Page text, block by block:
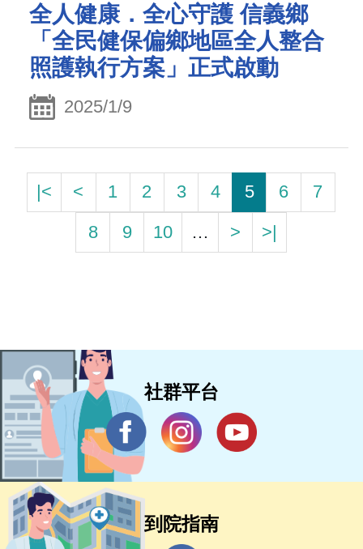
全人健康．全心守護 信義鄉
「全民健保偏鄉地區全人整合
照護執行方案」正式啟動
2025/1/9
|< < 1 2 3 4 5 6
7
8
9 10 … > >|
社群平台
到院指南